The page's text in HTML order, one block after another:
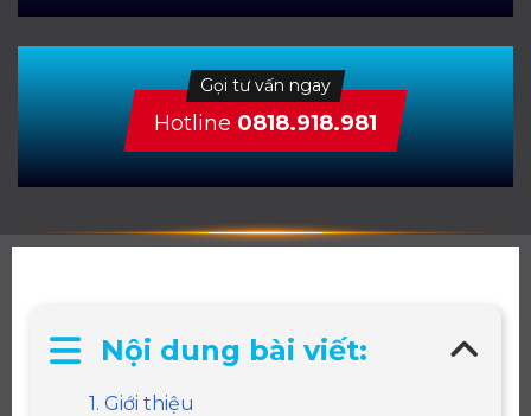
Gọi tư vấn ngay
Hotline 0818.918.981
Nội dung bài viết:
1. Giới thiệu